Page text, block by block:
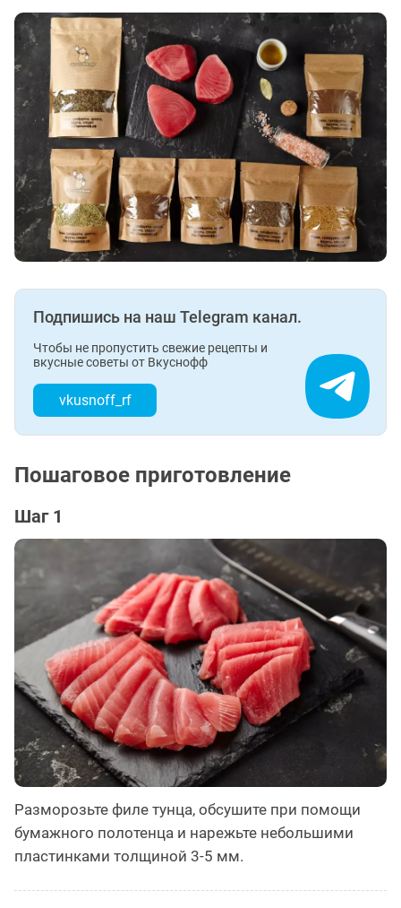
Подпишись на наш Telegram канал.
Чтобы не пропустить свежие рецепты и
вкусные советы от Вкуснофф
vkusnoff_rf
Пошаговое приготовление
Шаг 1
Разморозьте филе тунца, обсушите при помощи
бумажного полотенца и нарежьте небольшими
пластинками толщиной 3-5 мм.